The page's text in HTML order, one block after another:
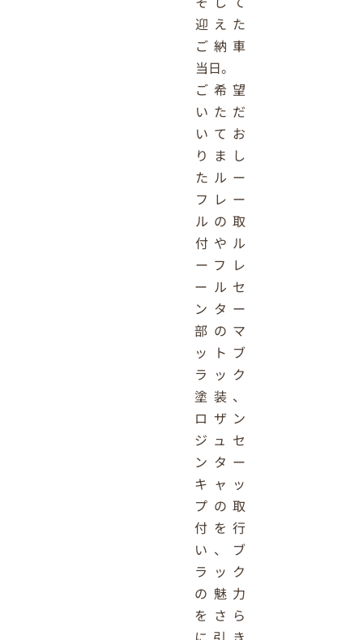
迎えた
ご納車
当日。
ご希望
いただ
いてお
りまし
たルー
フレー
ルの取
付やル
ーフレ
ールセ
ンター
部のマ
ットブ
ラック
塗装、
ロザン
ジュセ
ンター
キャッ
プの取
付を行
い、ブ
ラック
の魅力
をさら